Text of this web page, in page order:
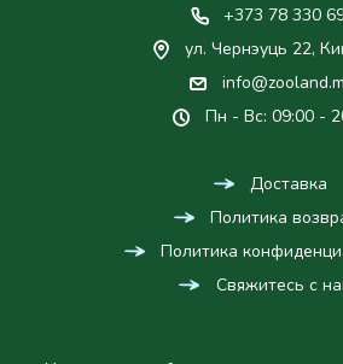
+373 78 330
ул. Чернэуць 22,
Пн - Вс: 09:00 -
Доставка
Политика
Политика
Свяжитесь с